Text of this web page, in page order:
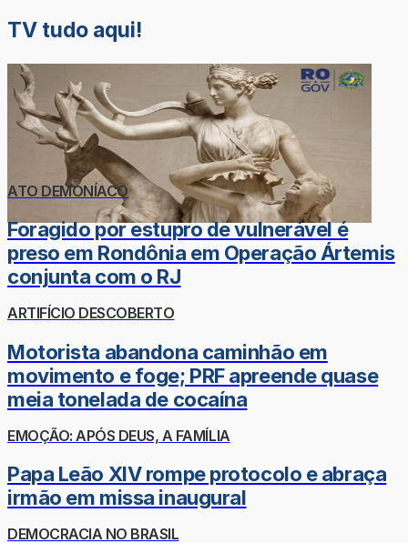
TV tudo aqui!
ATO DEMONÍACO
Foragido por estupro de vulnerável é
preso em Rondônia em Operação Ártemis
conjunta com o RJ
ARTIFÍCIO DESCOBERTO
Motorista abandona caminhão em
movimento e foge; PRF apreende quase
meia tonelada de cocaína
EMOÇÃO: APÓS DEUS, A FAMÍLIA
Papa Leão XIV rompe protocolo e abraça
irmão em missa inaugural
DEMOCRACIA NO BRASIL